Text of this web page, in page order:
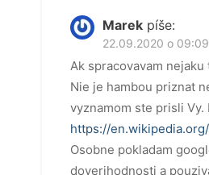
Marek píše:
22.09.2020 o 09:09
Ak spracovavam
Nie je hambou priznat
vyznamom ste prisli
https://
Osobne pokladam
doverihodnosti a